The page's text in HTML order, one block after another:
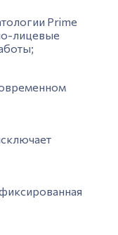
Prime
лицевые